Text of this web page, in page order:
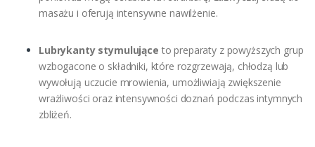
masażu i oferują intensywne nawilżenie.
Lubrykanty stymulujące to preparaty z powyższych grup
wzbogacone o składniki, które rozgrzewają, chłodzą lub
wywołują uczucie mrowienia, umożliwiają zwiększenie
wrażliwości oraz intensywności doznań podczas intymnych
zbliżeń.